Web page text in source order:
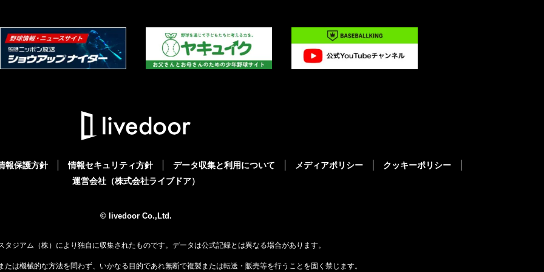
報保護方針 情報セキュリティ方針 データ収集と利用について メディアポリシー
クッキーポリシー
運営会社（株式会社ライブドア）
© livedoor Co.,Ltd.
タジアム（株）により独自に収集されたものです。データは公式記録とは異なる場合があります。
たは機械的な方法を問わず、いかなる目的であれ無断で複製または転送・販売等を行うことを固く禁じます。